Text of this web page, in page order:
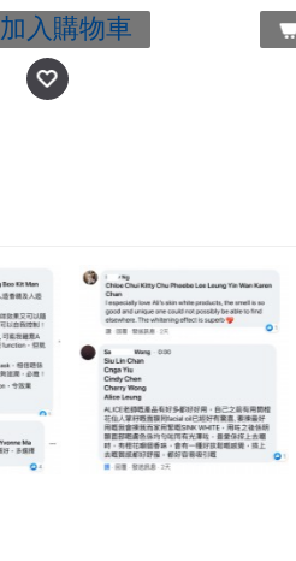
加入購物車